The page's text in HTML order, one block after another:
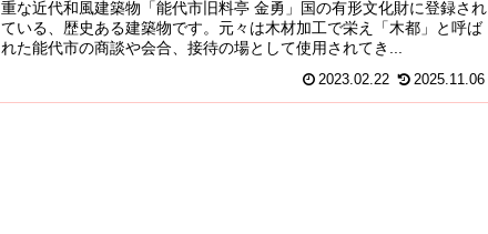
重な近代和風建築物「能代市旧料亭 金勇」国の有形文化財に登録され
ている、歴史ある建築物です。元々は木材加工で栄え「木都」と呼ば
れた能代市の商談や会合、接待の場として使用されてき...
2023.02.22 2025.11.06